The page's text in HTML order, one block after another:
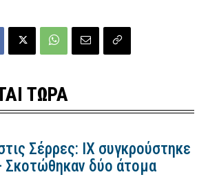
ΤΩΡΑ
Σέρρες: ΙΧ συγκρούστηκε
Σκοτώθηκαν δύο άτομα